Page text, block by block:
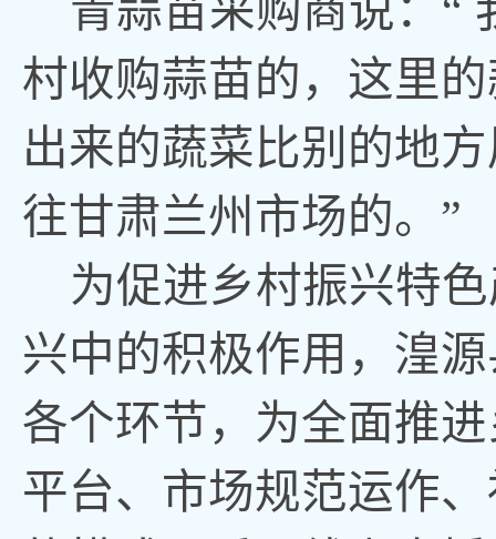
青蒜苗采购商说： “
村收购蒜苗的，这里
出来的蔬菜比别的地
往甘肃兰州市场的。”
为促进乡村振兴特
兴中的积极作用，湟
各个环节，为全面推
平台、市场规范运作